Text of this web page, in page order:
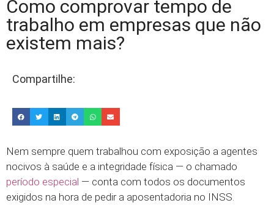
Como comprovar tempo de
trabalho em empresas que não
existem mais?
Compartilhe:
Nem sempre quem trabalhou com exposição a agentes
nocivos à saúde e a integridade física — o chamado
período especial — conta com todos os documentos
exigidos na hora de pedir a aposentadoria no INSS.